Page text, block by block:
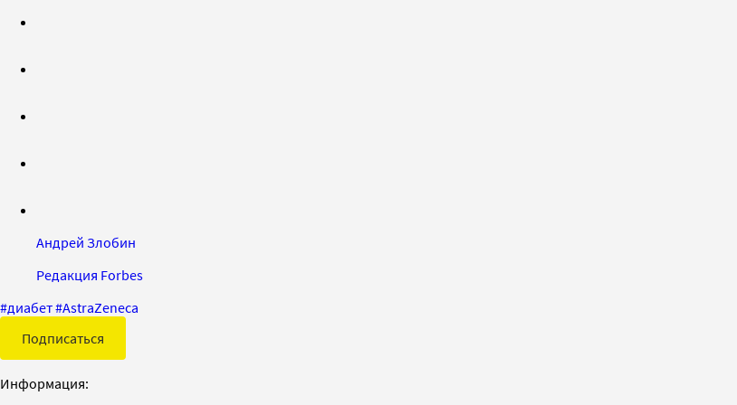
Андрей Злобин
Редакция Forbes
#диабет#AstraZeneca
Подписаться
Информация: